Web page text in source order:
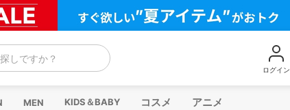
しですか？
ログイン
MEN KIDS＆BABY コスメ アニメ